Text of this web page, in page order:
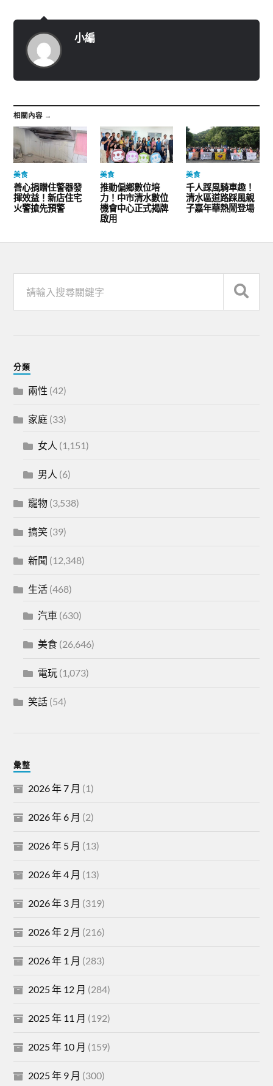
小編
相關內容 →
美食
善心捐贈住警器發
揮效益！新店住宅
火警搶先預警
美食
推動偏鄉數位培
力！中市清水數位
機會中心正式揭牌
啟用
美食
千人踩風騎車趣！
清水區道路踩風親
子嘉年華熱鬧登場
分類
兩性 (42)
家庭 (33)
女人 (1,151)
男人 (6)
寵物 (3,538)
搞笑 (39)
新聞 (12,348)
生活 (468)
汽車 (630)
美食 (26,646)
電玩 (1,073)
笑話 (54)
彙整
2026 年 7 月 (1)
2026 年 6 月 (2)
2026 年 5 月 (13)
2026 年 4 月 (13)
2026 年 3 月 (319)
2026 年 2 月 (216)
2026 年 1 月 (283)
2025 年 12 月 (284)
2025 年 11 月 (192)
2025 年 10 月 (159)
2025 年 9 月 (300)